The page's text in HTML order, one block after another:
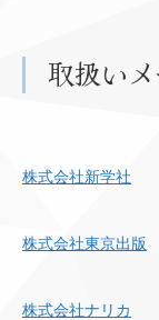
取扱い
株式会社新学社
株式会社東京出版
株式会社ナリカ